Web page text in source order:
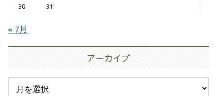
30
31
« 7月
アーカイブ